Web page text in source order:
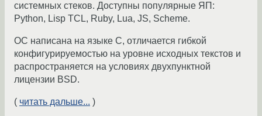
системных стеков. Доступны популярные ЯП:
Python, Lisp TCL, Ruby, Lua, JS, Scheme.
ОС написана на языке C, отличается гибкой
конфигурируемостью на уровне исходных текстов и
распространяется на условиях двухпунктной
лицензии BSD.
( читать дальше... )